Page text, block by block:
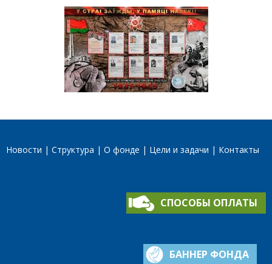
Новости Структура О фонде Цели и задачи Контакты
СПОСОБЫ ОПЛАТЫ
БАННЕР ФОНДА